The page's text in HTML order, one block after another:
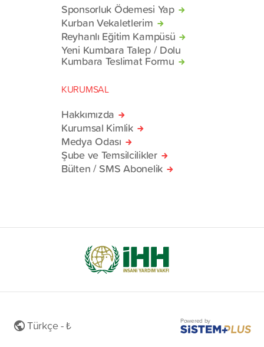
Sponsorluk Ödemesi Yap
Kurban Vekaletlerim
Reyhanlı Eğitim Kampüsü
Yeni Kumbara Talep / Dolu
Kumbara Teslimat Formu
KURUMSAL
Hakkımızda
Kurumsal Kimlik
Medya Odası
Şube ve Temsilcilikler
Bülten / SMS Abonelik
Türkçe - ₺ Powered by